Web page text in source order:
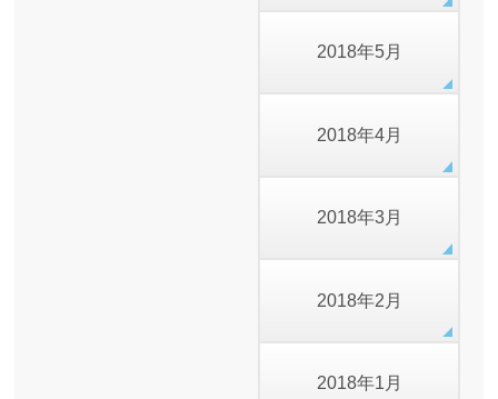
2018年5月
2018年4月
2018年3月
2018年2月
2018年1月